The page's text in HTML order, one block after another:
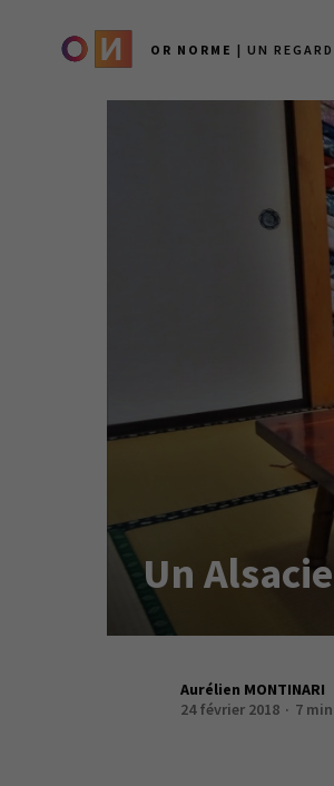
OR NORME | UN
Un
Aurélien MONTINARI
24 février 2018
7